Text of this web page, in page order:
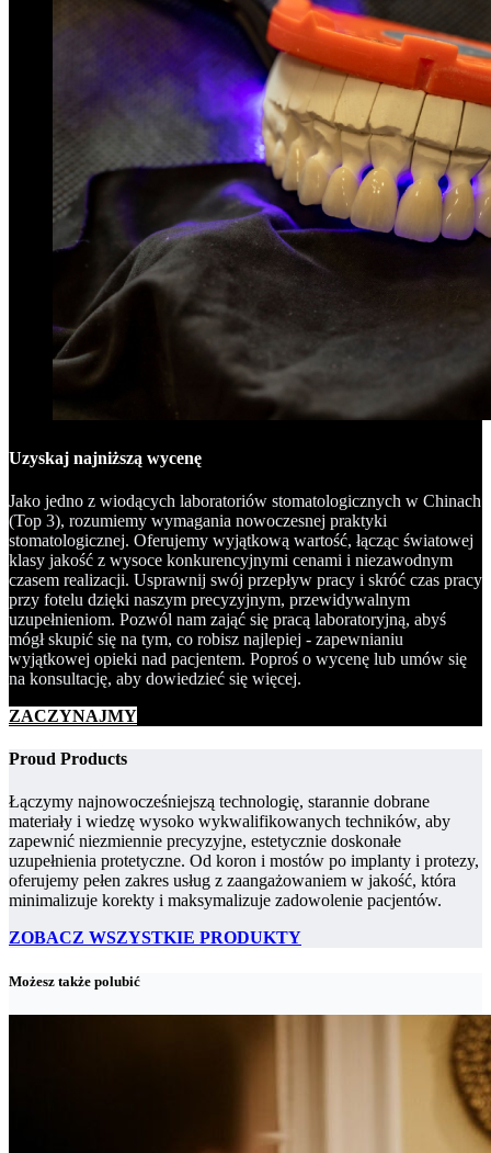
Uzyskaj najniższą wycenę
Jako jedno z wiodących laboratoriów stomatologicznych w Chinach
(Top 3), rozumiemy wymagania nowoczesnej praktyki
stomatologicznej. Oferujemy wyjątkową wartość, łącząc światowej
klasy jakość z wysoce konkurencyjnymi cenami i niezawodnym
czasem realizacji. Usprawnij swój przepływ pracy i skróć czas pracy
przy fotelu dzięki naszym precyzyjnym, przewidywalnym
uzupełnieniom. Pozwól nam zająć się pracą laboratoryjną, abyś
mógł skupić się na tym, co robisz najlepiej - zapewnianiu
wyjątkowej opieki nad pacjentem. Poproś o wycenę lub umów się
na konsultację, aby dowiedzieć się więcej.
ZACZYNAJMY
Proud Products
Łączymy najnowocześniejszą technologię, starannie dobrane
materiały i wiedzę wysoko wykwalifikowanych techników, aby
zapewnić niezmiennie precyzyjne, estetycznie doskonałe
uzupełnienia protetyczne. Od koron i mostów po implanty i protezy,
oferujemy pełen zakres usług z zaangażowaniem w jakość, która
minimalizuje korekty i maksymalizuje zadowolenie pacjentów.
ZOBACZ WSZYSTKIE PRODUKTY
Możesz także polubić